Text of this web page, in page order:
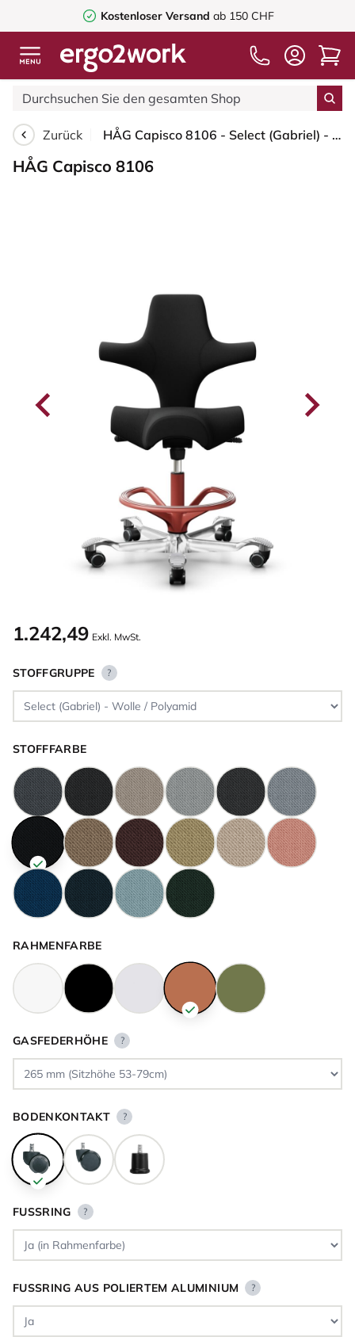
Kostenloser Versand ab 150 CHF
Zurück HÅG Capisco 8106 - Select (Gabriel) - Wolle / Polyamid - SC60999 - Black - Blush Rose - 265 mm (Sitzhöhe 53-79cm) - Weiche Rollen für harte Böden
HÅG Capisco 8106
1.242,49 Exkl. MwSt.
STOFFGRUPPE ?
STOFFFARBE
RAHMENFARBE
GASFEDERHÖHE ?
BODENKONTAKT ?
FUSSRING ?
FUSSRING AUS POLIERTEM ALUMINIUM ?